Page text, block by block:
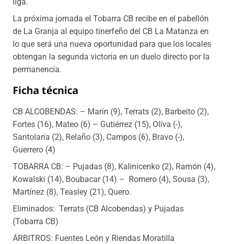
La próxima jornada el Tobarra CB recibe en el pabellón
de La Granja al equipo tinerfeño del CB La Matanza en
lo que será una nueva oportunidad para que los locales
obtengan la segunda victoria en un duelo directo por la
permanencia.
Ficha técnica
CB ALCOBENDAS: – Marín (9), Terrats (2), Barbeito (2),
Fortes (16), Mateo (6) – Gutiérrez (15), Oliva (-),
Santolaria (2), Relaño (3), Campos (6), Bravo (-),
Guerrero (4)
TOBARRA CB: – Pujadas (8), Kalinicenko (2), Ramón (4),
Kowalski (14), Boubacar (14) – Romero (4), Sousa (3),
Martínez (8), Teasley (21), Quero.
Eliminados: Terrats (CB Alcobendas) y Pujadas
(Tobarra CB)
ÁRBITROS: Fuentes León y Riendas Moratilla